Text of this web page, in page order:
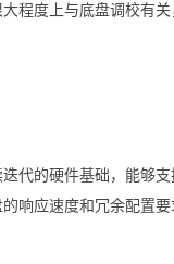
程度上与底盘调校有
的硬件基础，能够支
响应速度和冗余配置